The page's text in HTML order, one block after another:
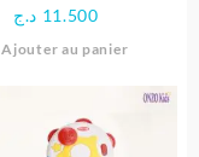
11.500 د.ج
Ajouter au panier